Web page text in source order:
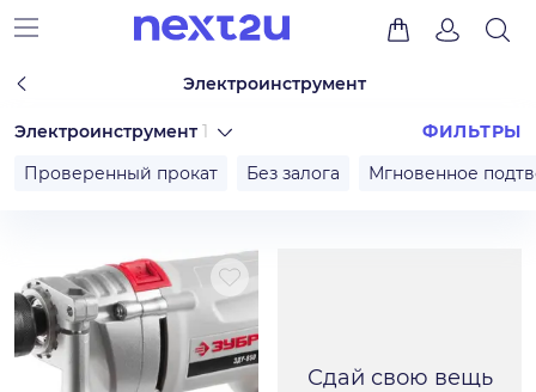
Электроинструмент
Электроинструмент 1
ФИЛЬТРЫ
Проверенный прокат
Без залога Мгновенное
Сдай свою вещь